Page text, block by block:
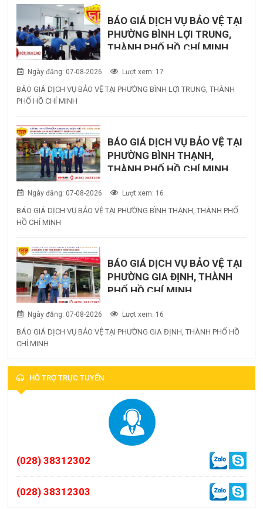
BÁO GIÁ DỊCH VỤ BẢO VỆ TẠI
PHƯỜNG BÌNH LỢI TRUNG,
THÀNH PHỐ HỒ CHÍ MINH
Ngày đăng: 07-08-2026 Lượt xem: 17
BÁO GIÁ DỊCH VỤ BẢO VỆ TẠI PHƯỜNG BÌNH LỢI TRUNG, THÀNH
PHỐ HỒ CHÍ MINH
BÁO GIÁ DỊCH VỤ BẢO VỆ TẠI
PHƯỜNG BÌNH THẠNH,
THÀNH PHỐ HỒ CHÍ MINH
Ngày đăng: 07-08-2026 Lượt xem: 16
BÁO GIÁ DỊCH VỤ BẢO VỆ TẠI PHƯỜNG BÌNH THẠNH, THÀNH PHỐ
HỒ CHÍ MINH
BÁO GIÁ DỊCH VỤ BẢO VỆ TẠI
PHƯỜNG GIA ĐỊNH, THÀNH
PHỐ HỒ CHÍ MINH
Ngày đăng: 07-08-2026 Lượt xem: 16
BÁO GIÁ DỊCH VỤ BẢO VỆ TẠI PHƯỜNG GIA ĐỊNH, THÀNH PHỐ HỒ
CHÍ MINH
HỖ TRỢ TRỰC TUYẾN
(028) 38312302
(028) 38312303